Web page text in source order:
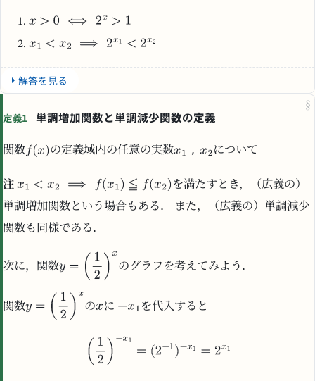
解答を見る
§
定義1 単調増加関数と単調減少関数の定義
関数 の定義域内の任意の実数 ， について
注
を満たすとき，（広義の）
単調増加関数という場合もある． また，（広義の）単調減少
関数も同様である．
次に，関数 のグラフを考えてみよう．
関数 の に を代入すると